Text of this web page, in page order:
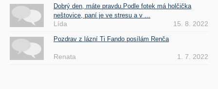
Dobrý den, máte pravdu.Podle fotek má holčička
neštovice, paní je ve stresu a v ...
Lída 15. 8. 2022
Pozdrav z lázní Ti Fando posílám Renča
Renata 1. 7. 2022